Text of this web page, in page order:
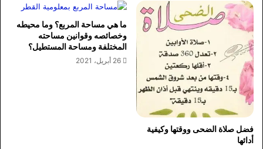
فضل صلاة الضحى ووقتها وكيفية
أدائها
ما هي مساحة المربع؟ وما محيطه
وخصائصه وقوانين مساحته
المختلفة ومساحة المستطيل؟
26 أبريل، 2021